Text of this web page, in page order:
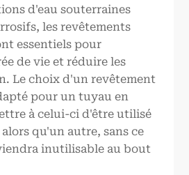
d'eau souterraines
les revêtements
essentiels pour
de vie et réduire les
Le choix d'un revêtement
pour un tuyau en
à celui-ci d'être utilisé
qu'un autre, sans ce
inutilisable au bout